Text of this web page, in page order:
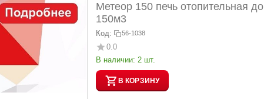
Метеор 150 печь отопительная до
150м3
Код: 56-1038
0.0
В наличии: 2 шт.
В КОРЗИНУ